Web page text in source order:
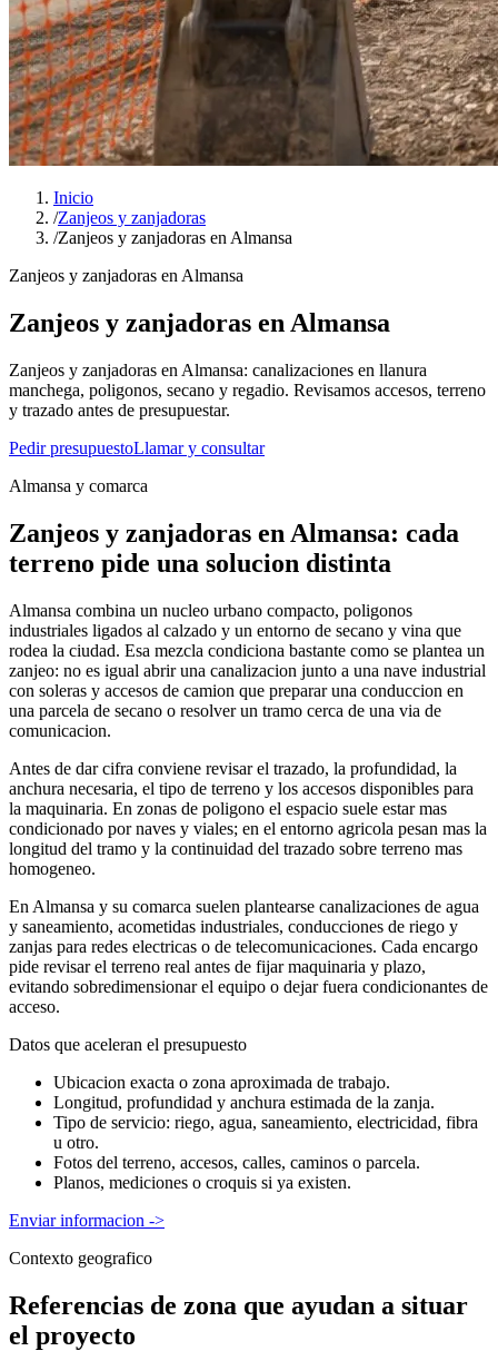
Inicio
/Zanjeos y zanjadoras
/Zanjeos y zanjadoras en Almansa
Zanjeos y zanjadoras en Almansa
Zanjeos y zanjadoras en Almansa
Zanjeos y zanjadoras en Almansa: canalizaciones en llanura
manchega, poligonos, secano y regadio. Revisamos accesos, terreno
y trazado antes de presupuestar.
Pedir presupuestoLlamar y consultar
Almansa y comarca
Zanjeos y zanjadoras en Almansa: cada
terreno pide una solucion distinta
Almansa combina un nucleo urbano compacto, poligonos
industriales ligados al calzado y un entorno de secano y vina que
rodea la ciudad. Esa mezcla condiciona bastante como se plantea un
zanjeo: no es igual abrir una canalizacion junto a una nave industrial
con soleras y accesos de camion que preparar una conduccion en
una parcela de secano o resolver un tramo cerca de una via de
comunicacion.
Antes de dar cifra conviene revisar el trazado, la profundidad, la
anchura necesaria, el tipo de terreno y los accesos disponibles para
la maquinaria. En zonas de poligono el espacio suele estar mas
condicionado por naves y viales; en el entorno agricola pesan mas la
longitud del tramo y la continuidad del trazado sobre terreno mas
homogeneo.
En Almansa y su comarca suelen plantearse canalizaciones de agua
y saneamiento, acometidas industriales, conducciones de riego y
zanjas para redes electricas o de telecomunicaciones. Cada encargo
pide revisar el terreno real antes de fijar maquinaria y plazo,
evitando sobredimensionar el equipo o dejar fuera condicionantes de
acceso.
Datos que aceleran el presupuesto
Ubicacion exacta o zona aproximada de trabajo.
Longitud, profundidad y anchura estimada de la zanja.
Tipo de servicio: riego, agua, saneamiento, electricidad, fibra
u otro.
Fotos del terreno, accesos, calles, caminos o parcela.
Planos, mediciones o croquis si ya existen.
Enviar informacion ->
Contexto geografico
Referencias de zona que ayudan a situar
el proyecto